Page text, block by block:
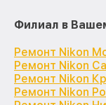
Филиал в
Ремонт Nikon
Ремонт Nikon
Ремонт Nikon
Ремонт Nikon